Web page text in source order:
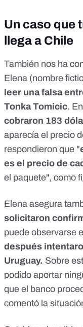
Un caso que
llega a Chile
También nos ha
Elena (nombre
leer una falsa
Tonka Tomicic.
cobraron 183
aparecía el precio
respondieron que "
es el precio de
el paquete", como
Elena asegura
solicitaron
puede observarse
después
Uruguay. Sobre
podido aportar
que el banco
comentó la